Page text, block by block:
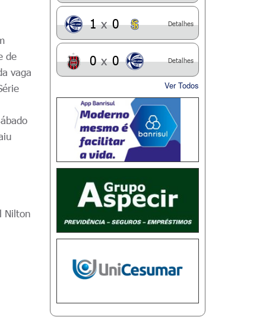
de
vaga
Nilton
1 x 0 Detalhes
0 x 0 Detalhes
Ver Todos